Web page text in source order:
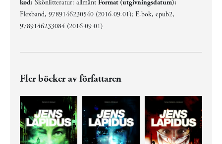
kod: Skönlitteratur: allmänt Format (utgivningsdatum):
Flexband, 9789146230540 (2016-09-01); E-bok, epub2,
9789146233084 (2016-09-01)
Fler böcker av författaren